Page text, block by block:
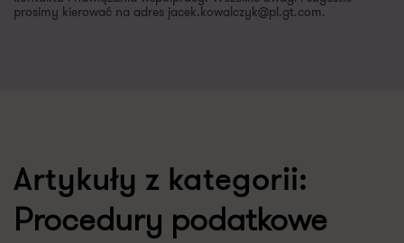
prosimy kierować na adres jacek.kowalczyk@pl.gt.com.
Artykuły z kategorii:
Procedury podatkowe